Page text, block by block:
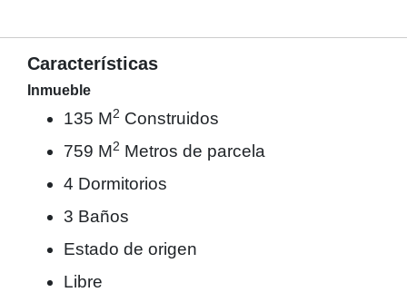
Características
Inmueble
135 M2 Construidos
759 M2 Metros de parcela
4 Dormitorios
3 Baños
Estado de origen
Libre